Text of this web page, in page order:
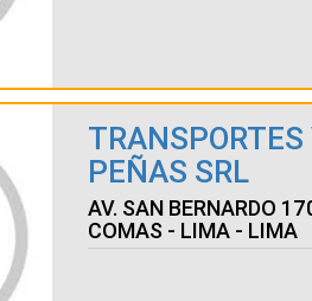
PEÑAS SRL
AV. SAN BERNARDO
COMAS - LIMA - LIMA